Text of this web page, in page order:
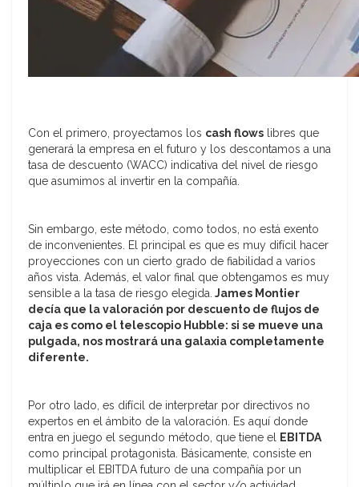
Con el primero, proyectamos los cash flows libres que
generará la empresa en el futuro y los descontamos a una
tasa de descuento (WACC) indicativa del nivel de riesgo
que asumimos al invertir en la compañía.
Sin embargo, este método, como todos, no está exento
de inconvenientes. El principal es que es muy difícil hacer
proyecciones con un cierto grado de fiabilidad a varios
años vista. Además, el valor final que obtengamos es muy
sensible a la tasa de riesgo elegida. James Montier
decía que la valoración por descuento de flujos de
caja es como el telescopio Hubble: si se mueve una
pulgada, nos mostrará una galaxia completamente
diferente.
Por otro lado, es difícil de interpretar por directivos no
expertos en el ámbito de la valoración. Es aquí donde
entra en juego el segundo método, que tiene el EBITDA
como principal protagonista. Básicamente, consiste en
multiplicar el EBITDA futuro de una compañía por un